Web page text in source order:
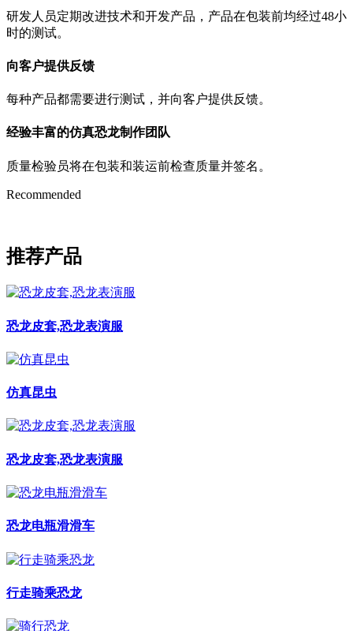
研发人员定期改进技术和开发产品，产品在包装前均经过48小
时的测试。
向客户提供反馈
每种产品都需要进行测试，并向客户提供反馈。
经验丰富的仿真恐龙制作团队
质量检验员将在包装和装运前检查质量并签名。
Recommended
推荐产品
恐龙皮套,恐龙表演服
仿真昆虫
恐龙皮套,恐龙表演服
恐龙电瓶滑滑车
行走骑乘恐龙